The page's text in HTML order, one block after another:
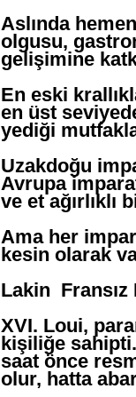
Aslında
olgusu,
gelişimine
En eski
en üst
yediği
Uzakdoğu
Avrupa
ve et
Ama her
kesin olarak
Lakin Fransız
XVI. Loui,
kişiliğe
saat önce
olur, hatta